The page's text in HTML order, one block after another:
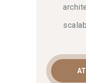
pipelines CI/
formation